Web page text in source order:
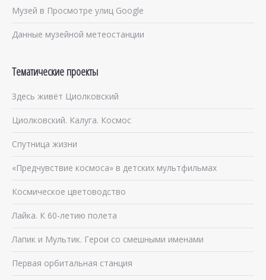
Музей в Просмотре улиц Google
Данные музейной метеостанции
Тематические проекты
Здесь живёт Циолковский
Циолковский. Калуга. Космос
Спутница жизни
«Предчувствие космоса» в детских мультфильмах
Космическое цветоводство
Лайка. К 60-летию полета
Лапик и Мультик. Герои со смешными именами
Первая орбитальная станция